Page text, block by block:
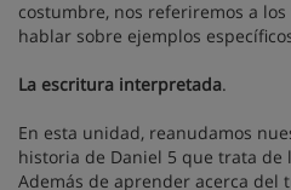
costumbre, nos referiremos a
hablar sobre ejemplos
La escritura interpretada.
En esta unidad, reanudamos
historia de Daniel 5 que trata de
Además de aprender acerca